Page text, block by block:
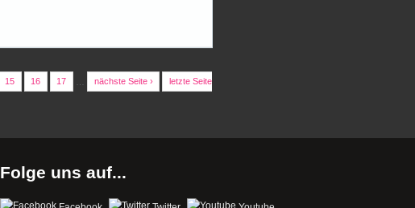
15 16 17 nächste Seite ›
letzte Seite
Folge uns auf...